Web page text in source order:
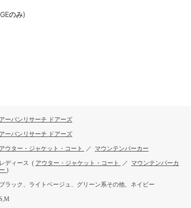
のみ)
アーバンリサーチ ドアーズ
アーバンリサーチ ドアーズ
アウター・ジャケット・コート ／ マウンテンパーカー
レディース ( アウター・ジャケット・コート ／ マウンテンパーカ
ー )
ブラック、ライトベージュ、グリーン系その他、ネイビー